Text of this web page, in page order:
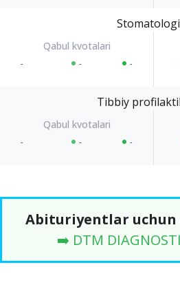
- - -
Tibbiy
- - -
Abituriyentlar
➡️ DTM